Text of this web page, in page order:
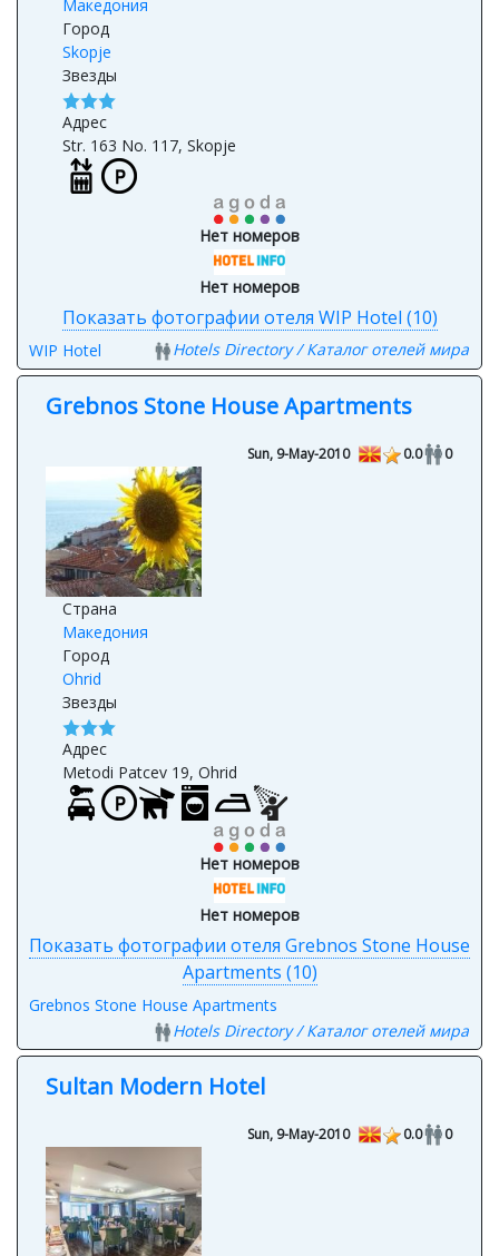
Македония
Город
Skopje
Звезды
Адрес
Str. 163 No. 117, Skopje
Нет номеров
Нет номеров
Показать фотографии отеля WIP Hotel (10)
WIP Hotel Hotels Directory / Каталог отелей мира
Grebnos Stone House Apartments
Sun, 9-May-2010 0.0 0
Страна
Македония
Город
Ohrid
Звезды
Адрес
Metodi Patcev 19, Ohrid
Нет номеров
Нет номеров
Показать фотографии отеля Grebnos Stone House
Apartments (10)
Grebnos Stone House Apartments
Hotels Directory / Каталог отелей мира
Sultan Modern Hotel
Sun, 9-May-2010 0.0 0